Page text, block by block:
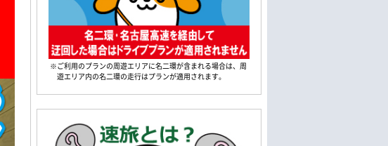
※ご利用のプランの周遊エリアに名二環が含まれる場合は、周
遊エリア内の名二環の走行はプランが適用されます。